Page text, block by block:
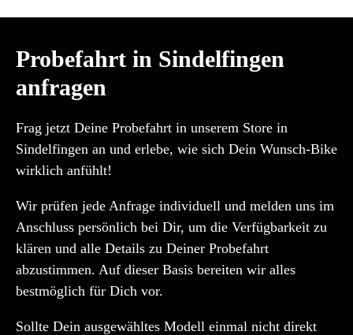
Probefahrt in Sindelfingen
anfragen
Frag jetzt Deine Probefahrt in unserem Store in
Sindelfingen an und erlebe, wie sich Dein Wunsch-Bike
wirklich anfühlt!
Wir prüfen jede Anfrage individuell und melden uns im
Anschluss persönlich bei Dir, um die Verfügbarkeit zu
klären und alle Details zu Deiner Probefahrt
abzustimmen. Auf dieser Basis bereiten wir alles
bestmöglich für Dich vor.
Sollte Dein ausgewähltes Modell einmal nicht direkt